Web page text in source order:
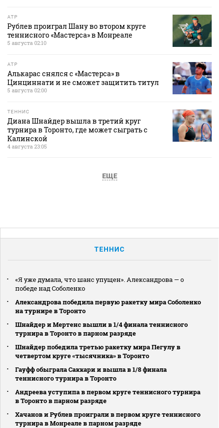
ATP
Рублев проиграл Шану во втором круге
теннисного «Мастерса» в Монреале
5 августа 02:10
ATP
Алькарас снялся с «Мастерса» в
Цинциннати и не сможет защитить титул
5 августа 02:00
ТЕННИС
Диана Шнайдер вышла в третий круг
турнира в Торонто, где может сыграть с
Калинской
4 августа 23:05
ЕЩЕ
ТЕННИС
«Я уже думала, что шанс упущен». Александрова — о
победе над Соболенко
Александрова победила первую ракетку мира Соболенко
на турнире в Торонто
Шнайдер и Мертенс вышли в 1/4 финала теннисного
турнира в Торонто в парном разряде
Шнайдер победила третью ракетку мира Пегулу в
четвертом круге «тысячника» в Торонто
Гауфф обыграла Саккари и вышла в 1/8 финала
теннисного турнира в Торонто
Андреева уступипа в первом круге теннисного турнира
в Торонто в парном разряде
Хачанов и Рублев проиграли в первом круге теннисного
турнира в Монреале в парном разряде